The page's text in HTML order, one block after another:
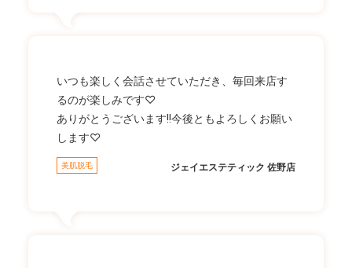
いつも楽しく会話させていただき、毎回来店す
るのが楽しみです♡
ありがとうございます!!今後ともよろしくお願い
します♡
美肌脱毛 ジェイエステティック 佐野店